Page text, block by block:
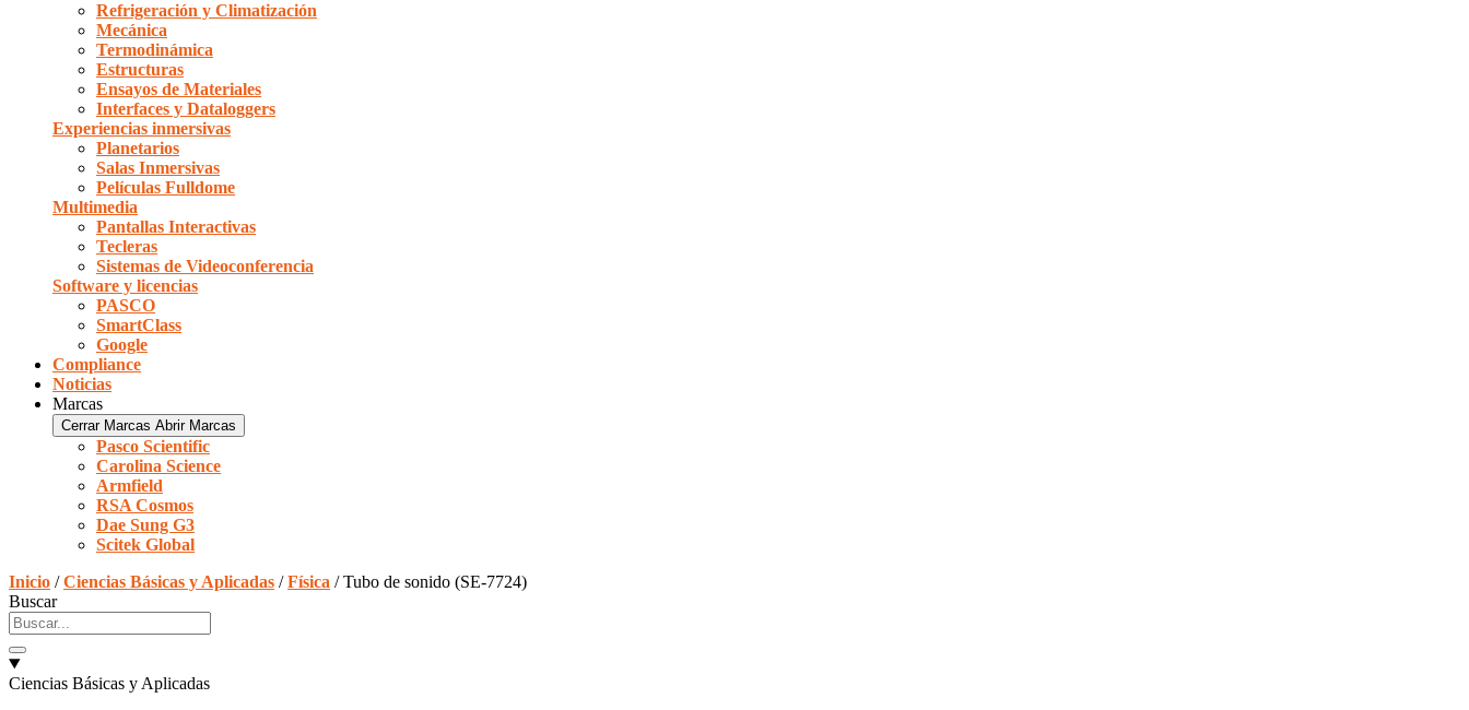
Refrigeración y Climatización
Mecánica
Termodinámica
Estructuras
Ensayos de Materiales
Interfaces y Dataloggers
Experiencias inmersivas
Planetarios
Salas Inmersivas
Películas Fulldome
Multimedia
Pantallas Interactivas
Tecleras
Sistemas de Videoconferencia
Software y licencias
PASCO
SmartClass
Google
Compliance
Noticias
Marcas
Cerrar Marcas Abrir Marcas
Pasco Scientific
Carolina Science
Armfield
RSA Cosmos
Dae Sung G3
Scitek Global
Inicio /Ciencias Básicas y Aplicadas /Física / Tubo de sonido (SE-7724)
Buscar
Ciencias Básicas y Aplicadas